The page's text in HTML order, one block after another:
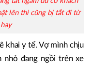
lên thì cũng bị tắt đi từ
khai y tế. Vợ mình chịu
nhỏ đang ngồi trên xe